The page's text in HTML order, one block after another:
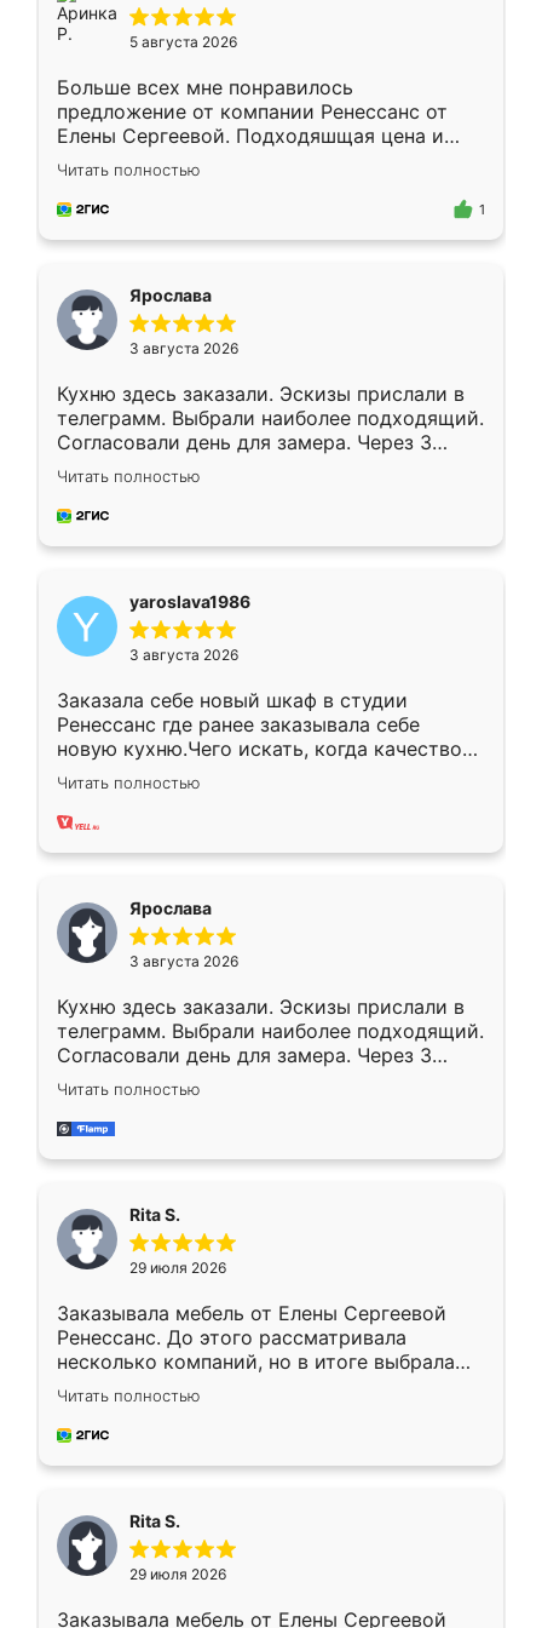
5 августа 2026
Больше всех мне понравилось
предложение от компании Ренессанс от
Елены Сергеевой. Подходяшщая цена и
короткие сроки изготовления. Приехавший
для замера сотрудник Владислав
предложил по моему эскизу самый
Читать полностью
1
Ярослава
3 августа 2026
Кухню здесь заказали. Эскизы прислали в
телеграмм. Выбрали наиболее подходящий.
Согласовали день для замера. Через 3
недели кухня была уже готова. Остались
довольны работой. Спасибо Ренессанс
мебель за качественную работу!
Читать полностью
yaroslava1986
3 августа 2026
Заказала себе новый шкаф в студии
Ренессанс где ранее заказывала себе
новую кухню.Чего искать, когда качеством
вполне довольна. Служит кухня уже почти
два года, нареканий нет.
Читать полностью
Ярослава
3 августа 2026
Кухню здесь заказали. Эскизы прислали в
телеграмм. Выбрали наиболее подходящий.
Согласовали день для замера. Через 3
недели кухня была уже готова. Остались
довольны работой. Спасибо Ренессанс
мебель за качественную работу!
Читать полностью
Rita S.
29 июля 2026
Заказывала мебель от Елены Сергеевой
Ренессанс. До этого рассматривала
несколько компаний, но в итоге выбрала
эту. Сначала обговорили условия, потом
приехал замерщик, всё спокойно объяснил
и снял размеры. Изготовили в срок, с
каких-либо доработок. Качеством осталась
довольна, все выглядит так, как и ожидала.
Читать полностью
Rita S.
29 июля 2026
Заказывала мебель от Елены Сергеевой